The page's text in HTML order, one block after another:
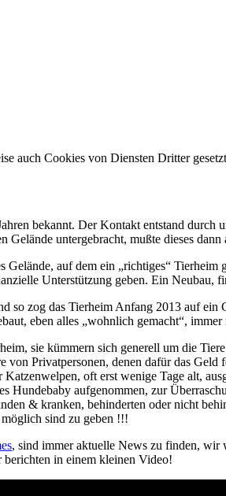
auch Cookies von Diensten Dritter
bekannt. Der Kontakt entstand durch
Gelände untergebracht, mußte dieses
Gelände, auf dem ein „richtiges“
Unterstützung geben. Ein Neubau,
so zog das Tierheim Anfang 2013 auf
eben alles „wohnlich gemacht“, immer
sie kümmern sich generell um die
von Privatpersonen, denen dafür das Geld
oft erst wenige Tage alt,
Hundebaby aufgenommen, zur
& kranken, behinderten oder nicht
sind zu geben !!!
, sind immer aktuelle News zu finden, wir
in einem kleinen Video!